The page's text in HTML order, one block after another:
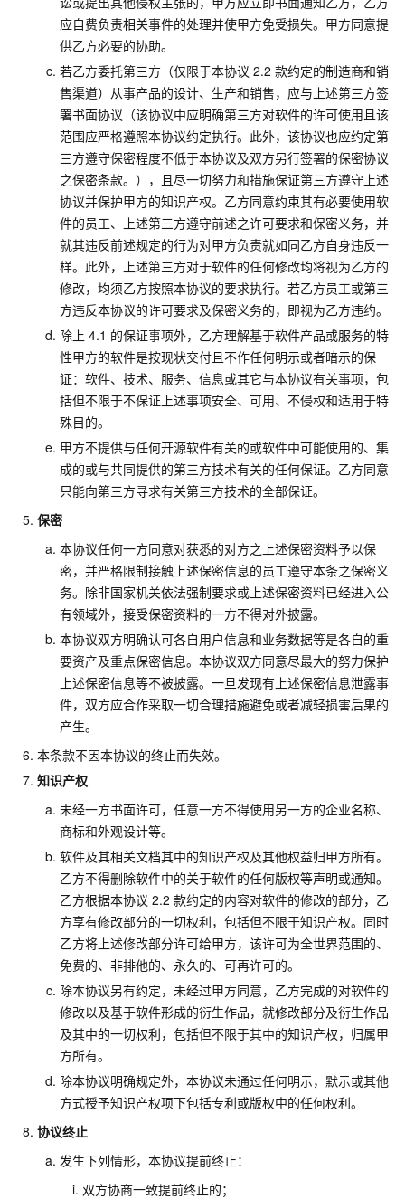
应自费负责相关事件的处理并使甲方免受损失。甲方同意提
供乙方必要的协助。
若乙方委托第三方（仅限于本协议 2.2 款约定的制造商和销
售渠道）从事产品的设计、生产和销售，应与上述第三方签
署书面协议（该协议中应明确第三方对软件的许可使用且该
范围应严格遵照本协议约定执行。此外，该协议也应约定第
三方遵守保密程度不低于本协议及双方另行签署的保密协议
之保密条款。），且尽一切努力和措施保证第三方遵守上述
协议并保护甲方的知识产权。乙方同意约束其有必要使用软
件的员工、上述第三方遵守前述之许可要求和保密义务，并
就其违反前述规定的行为对甲方负责就如同乙方自身违反一
样。此外，上述第三方对于软件的任何修改均将视为乙方的
修改，均须乙方按照本协议的要求执行。若乙方员工或第三
方违反本协议的许可要求及保密义务的，即视为乙方违约。
除上 4.1 的保证事项外，乙方理解基于软件产品或服务的特
性甲方的软件是按现状交付且不作任何明示或者暗示的保
证：软件、技术、服务、信息或其它与本协议有关事项，包
括但不限于不保证上述事项安全、可用、不侵权和适用于特
殊目的。
甲方不提供与任何开源软件有关的或软件中可能使用的、集
成的或与共同提供的第三方技术有关的任何保证。乙方同意
只能向第三方寻求有关第三方技术的全部保证。
保密
本协议任何一方同意对获悉的对方之上述保密资料予以保
密，并严格限制接触上述保密信息的员工遵守本条之保密义
务。除非国家机关依法强制要求或上述保密资料已经进入公
有领域外，接受保密资料的一方不得对外披露。
本协议双方明确认可各自用户信息和业务数据等是各自的重
要资产及重点保密信息。本协议双方同意尽最大的努力保护
上述保密信息等不被披露。一旦发现有上述保密信息泄露事
件，双方应合作采取一切合理措施避免或者减轻损害后果的
产生。
本条款不因本协议的终止而失效。
知识产权
未经一方书面许可，任意一方不得使用另一方的企业名称、
商标和外观设计等。
软件及其相关文档其中的知识产权及其他权益归甲方所有。
乙方不得删除软件中的关于软件的任何版权等声明或通知。
乙方根据本协议 2.2 款约定的内容对软件的修改的部分，乙
方享有修改部分的一切权利，包括但不限于知识产权。同时
乙方将上述修改部分许可给甲方，该许可为全世界范围的、
免费的、非排他的、永久的、可再许可的。
除本协议另有约定，未经过甲方同意，乙方完成的对软件的
修改以及基于软件形成的衍生作品，就修改部分及衍生作品
及其中的一切权利，包括但不限于其中的知识产权，归属甲
方所有。
除本协议明确规定外，本协议未通过任何明示，默示或其他
方式授予知识产权项下包括专利或版权中的任何权利。
协议终止
发生下列情形，本协议提前终止：
双方协商一致提前终止的；